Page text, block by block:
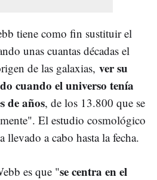
tiene como fin sustituir el
unas cuantas décadas el
de las galaxias, ver su
cuando el universo tenía
de años, de los 13.800 que se
El estudio cosmológico
llevado a cabo hasta la fecha.
es que "se centra en el